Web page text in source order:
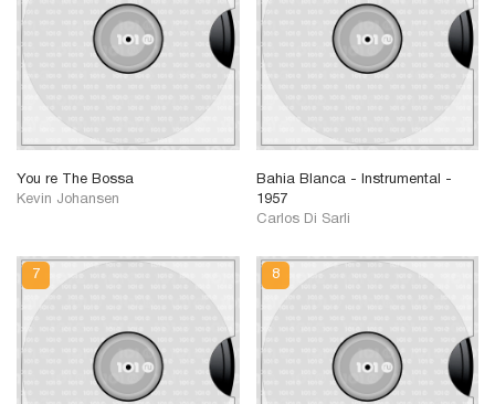
You re The Bossa
Kevin Johansen
Bahia Blanca - Instrumental -
1957
Carlos Di Sarli